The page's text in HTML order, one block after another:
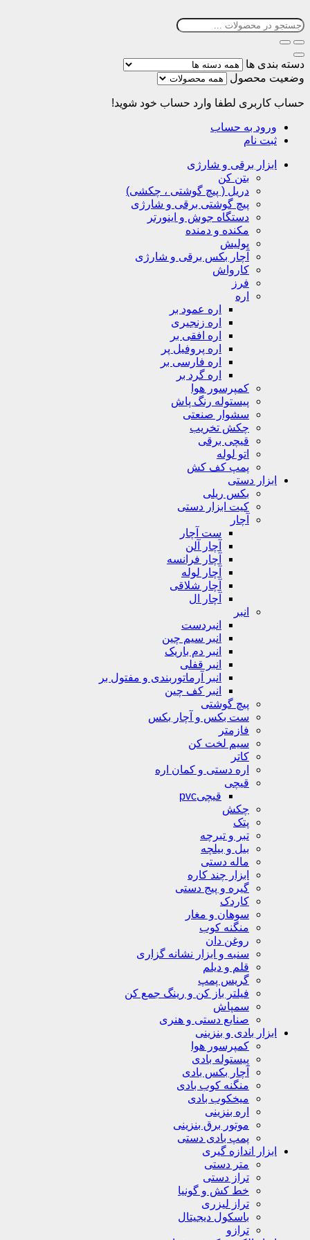
دسته بندی ها
وضعیت محصول
حساب کاربری لطفا وارد حساب خود شوید!
ورود به حساب
ثبت نام
ابزار برقی و شارژی
بتن کن
دریل ( پیچ گوشتی ، چکشی)
پیچ گوشتی برقی و شارژی
دستگاه جوش و اینورتر
مکنده و دمنده
پولیش
آچار بکس برقی و شارژی
کارواش
فرز
اره
اره عمود بر
اره زنجیری
اره افقی بر
اره پروفیل پر
اره فارسی بر
اره گرد بر
کمپرسور هوا
پیستوله رنگ پاش
سشوار صنعتی
چکش تخریب
قیچی برقی
اتو لوله
پمپ کف کش
ابزار دستی
بکس ریلی
کیت ابزار دستی
آچار
ست آچار
آچار آلن
آچار فرانسه
آچار لوله
آچار شلاقی
آچار ال
انبر
انبردست
انبر سیم چین
انبر دم باریک
انبر قفلی
انبر آرماتوربندی و مفتول بر
انبر کف چین
پیچ گوشتی
ست بکس و آچار بکس
فازمتر
سیم لخت کن
کاتر
اره دستی و کمان اره
قیچی
قیچیpvc
چکش
پتک
تبر و تبرچه
بیل و بیلچه
ماله دستی
ابزار چند کاره
گیره و پیج دستی
کاردک
سوهان و مغار
منگنه کوب
روغن دان
سنبه و ابزار نشانه گزاری
قلم و دیلم
گریس پمپ
فیلتر باز کن و رینگ جمع کن
سمپاش
صنایع دستی و هنری
ابزار بادی و بنزینی
کمپرسور هوا
پیستوله بادی
آچار بکس بادی
منگنه کوب بادی
میخکوب بادی
اره بنزینی
موتور برق بنزینی
پمپ بادی دستی
ابزار اندازه گیری
متر دستی
تراز دستی
خط کش و گونیا
تراز لیزری
باسکول دیجیتال
ترازو